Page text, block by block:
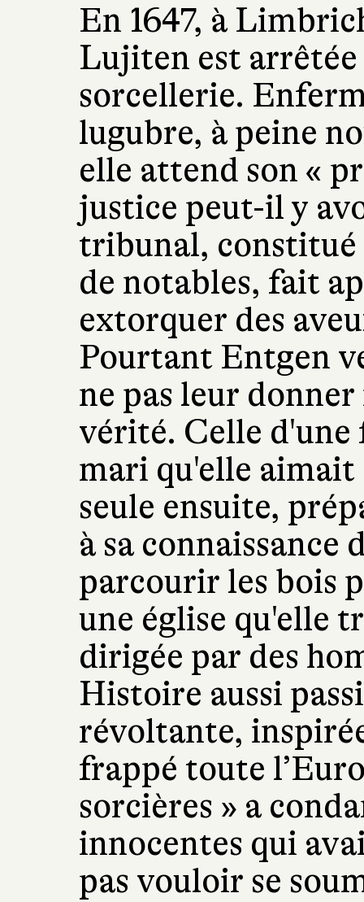
En 1647, à
Lujiten est
sorcellerie.
lugubre, à peine
elle attend son «
justice peut-il y
tribunal, constitué
de notables, fait
extorquer des
Pourtant Entgen
ne pas leur
vérité. Celle d'une
mari qu'elle aimait
seule ensuite,
à sa connaissance
parcourir les bois
une église qu'elle
dirigée par des
Histoire aussi
révoltante,
frappé toute
sorcières » a
innocentes qui
pas vouloir se